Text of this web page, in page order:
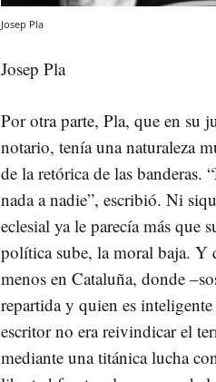
Josep Pla
Josep Pla
Por otra parte, Pla, que en su
notario, tenía una naturaleza
de la retórica de las
nada a nadie”, escribió. Ni
eclesial ya le parecía más que
política sube, la moral baja. Y
menos en Cataluña, donde
repartida y quien es
escritor no era reivindicar el
mediante una titánica lucha